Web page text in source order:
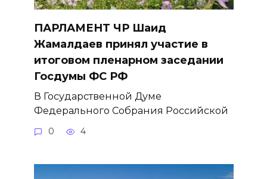
ПАРЛАМЕНТ ЧР Шаид
Жамалдаев принял участие в
итоговом пленарном заседании
Госдумы ФС РФ
В Государственной Думе
Федерального Собрания Российской
0 4